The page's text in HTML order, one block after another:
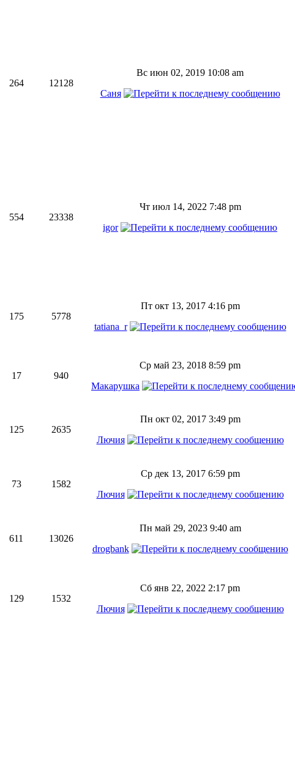
264 12128
Вс июн 02, 2019 10:08 am
Саня
554 23338
Чт июл 14, 2022 7:48 pm
igor
175 5778
Пт окт 13, 2017 4:16 pm
tatiana_r
17 940
Ср май 23, 2018 8:59 pm
Макарушка
125 2635
Пн окт 02, 2017 3:49 pm
Лючия
73 1582
Ср дек 13, 2017 6:59 pm
Лючия
611 13026
Пн май 29, 2023 9:40 am
drogbank
129 1532
Сб янв 22, 2022 2:17 pm
Лючия